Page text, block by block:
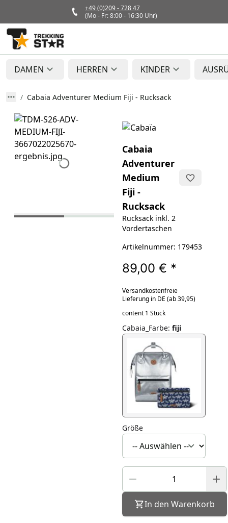
+49 (0)209 - 728 47
(Mo - Fr: 8:00 - 16:30 Uhr)
DAMEN HERREN KINDER
Cabaia Adventurer Medium Fiji - Rucksack
Cabaia
Adventurer
Medium
Fiji -
Rucksack
Rucksack inkl. 2
Vordertaschen
Artikelnummer: 179453
89,00 € *
Versandkostenfreie
Lieferung in DE (ab 39,95)
content 1 Stück
Cabaia_Farbe: fiji
Größe
In den Warenkorb